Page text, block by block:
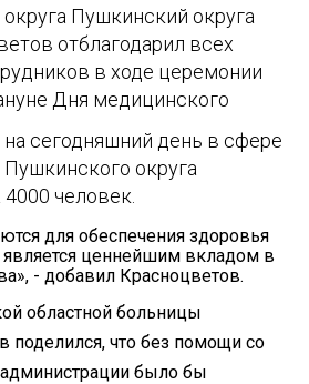
округа Пушкинский округа
отблагодарил всех
в ходе церемонии
Дня медицинского
на сегодняшний день в сфере
округа
человек.
для обеспечения здоровья
является ценнейшим вкладом в
- добавил Красноцветов.
областной больницы
поделился, что без помощи со
было бы